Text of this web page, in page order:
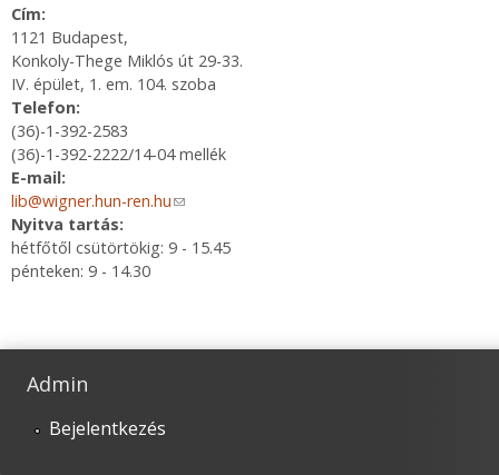
Cím:
1121 Budapest,
Konkoly-Thege Miklós út 29-33.
IV. épület, 1. em. 104. szoba
Telefon:
(36)-1-392-2583
(36)-1-392-2222/14-04 mellék
E-mail:
lib@wigner.hun-ren.hu(link sends e-mail)
Nyitva tartás:
hétfőtől csütörtökig: 9 - 15.45
pénteken: 9 - 14.30
Admin
Bejelentkezés